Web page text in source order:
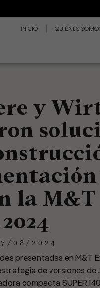
INICIO QUIÉNES
y
la M&T
2024
08/2024
presentadas en M&T
de versiones de
compacta SUPER